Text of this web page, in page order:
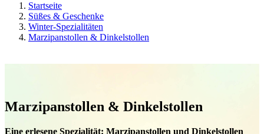
Startseite
Süßes & Geschenke
Winter-Spezialitäten
Marzipanstollen & Dinkelstollen
Marzipanstollen & Dinkelstollen
Eine erlesene Spezialität: Marzipanstollen und Dinkelstollen